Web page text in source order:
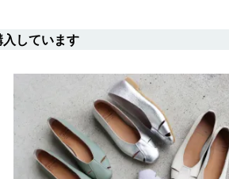
しています